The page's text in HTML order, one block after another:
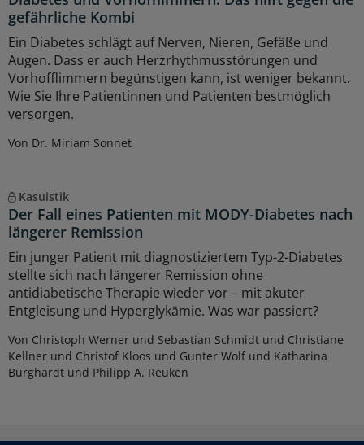
gefährliche Kombi
Ein Diabetes schlägt auf Nerven, Nieren, Gefäße und
Augen. Dass er auch Herzrhythmusstörungen und
Vorhofflimmern begünstigen kann, ist weniger bekannt.
Wie Sie Ihre Patientinnen und Patienten bestmöglich
versorgen.
Von Dr. Miriam Sonnet
Kasuistik
Der Fall eines Patienten mit MODY-Diabetes nach
längerer Remission
Ein junger Patient mit diagnostiziertem Typ-2-Diabetes
stellte sich nach längerer Remission ohne
antidiabetische Therapie wieder vor – mit akuter
Entgleisung und Hyperglykämie. Was war passiert?
Von Christoph Werner und Sebastian Schmidt und Christiane
Kellner und Christof Kloos und Gunter Wolf und Katharina
Burghardt und Philipp A. Reuken